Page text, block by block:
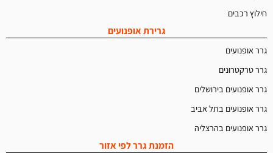
חילוץ רכבים
גרירת אופנועים
גרר אופנועים
גרר טרקטרונים
גרר אופנועים בירושלים
גרר אופנועים בתל אביב
גרר אופנועים בהרצליה
הזמנת גרר לפי אזור